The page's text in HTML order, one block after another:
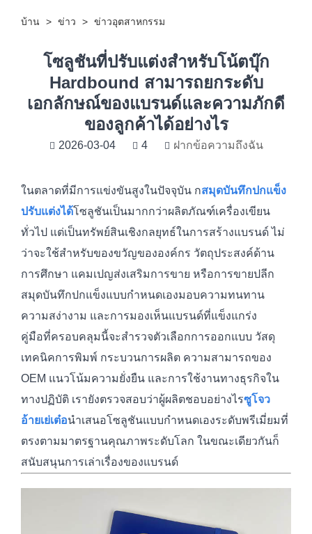
บ้าน > ข่าว > ข่าวอุตสาหกรรม
โซลูชันที่ปรับแต่งสำหรับโน้ตบุ๊ก
Hardbound สามารถยกระดับ
เอกลักษณ์ของแบรนด์และความภักดี
ของลูกค้าได้อย่างไร
2026-03-04 4 ฝากข้อความถึงฉัน
ในตลาดที่มีการแข่งขันสูงในปัจจุบัน กสมุดบันทึกปกแข็ง
ปรับแต่งได้โซลูชันเป็นมากกว่าผลิตภัณฑ์เครื่องเขียน
ทั่วไป แต่เป็นทรัพย์สินเชิงกลยุทธ์ในการสร้างแบรนด์ ไม่
ว่าจะใช้สำหรับของขวัญขององค์กร วัตถุประสงค์ด้าน
การศึกษา แคมเปญส่งเสริมการขาย หรือการขายปลีก
สมุดบันทึกปกแข็งแบบกำหนดเองมอบความทนทาน
ความสง่างาม และการมองเห็นแบรนด์ที่แข็งแกร่ง
คู่มือที่ครอบคลุมนี้จะสำรวจตัวเลือกการออกแบบ วัสดุ
เทคนิคการพิมพ์ กระบวนการผลิต ความสามารถของ
OEM แนวโน้มความยั่งยืน และการใช้งานทางธุรกิจใน
ทางปฏิบัติ เรายังตรวจสอบว่าผู้ผลิตชอบอย่างไรซูโจว
อ้ายเย่เต๋อนำเสนอโซลูชันแบบกำหนดเองระดับพรีเมี่ยมที่
ตรงตามมาตรฐานคุณภาพระดับโลก ในขณะเดียวกันก็
สนับสนุนการเล่าเรื่องของแบรนด์